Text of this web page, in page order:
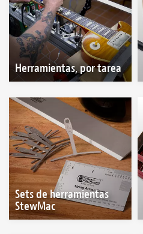
Herramientas, por tarea
Sets de herramientas
StewMac